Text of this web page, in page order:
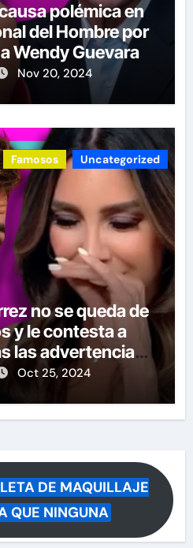
polémica en
del Hombre por
Wendy Guevara
Nov 20, 2024
Famosos
Uncategorized
no se queda de
y le contesta a
las advertencias
Oct 25, 2024
DE MAQUILLAJE
QUE NINGUNA